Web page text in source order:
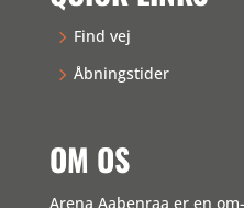
Find vej
Åbningstider
OM OS
Arena Aabenraa er en